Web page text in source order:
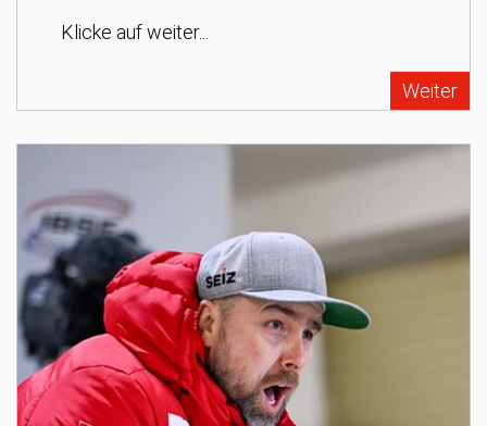
Klicke auf weiter...
Weiter